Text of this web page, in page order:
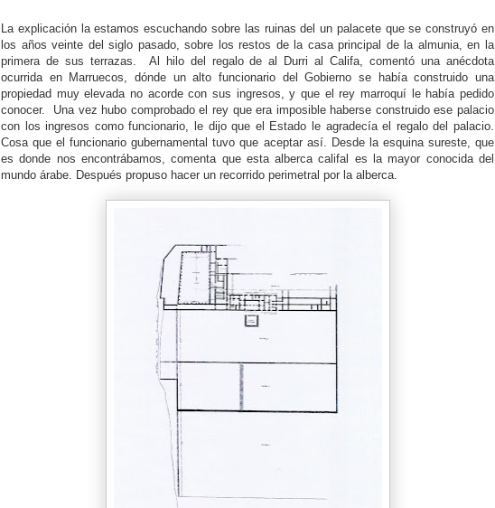
La explicación la estamos escuchando sobre las ruinas del un palacete que se construyó en
los años veinte del siglo pasado, sobre los restos de la casa principal de la almunia, en la
primera de sus terrazas. Al hilo del regalo de al Durri al Califa, comentó una anécdota
ocurrida en Marruecos, dónde un alto funcionario del Gobierno se había construido una
propiedad muy elevada no acorde con sus ingresos, y que el rey marroquí le había pedido
conocer. Una vez hubo comprobado el rey que era imposible haberse construido ese palacio
con los ingresos como funcionario, le dijo que el Estado le agradecía el regalo del palacio.
Cosa que el funcionario gubernamental tuvo que aceptar así. Desde la esquina sureste, que
es donde nos encontrábamos, comenta que esta alberca califal es la mayor conocida del
mundo árabe. Después propuso hacer un recorrido perimetral por la alberca.